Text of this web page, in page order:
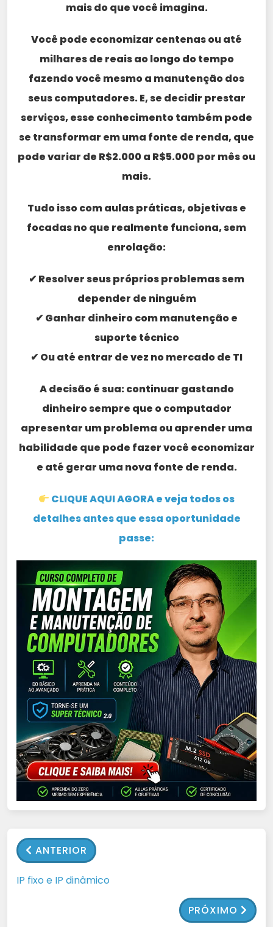
mais do que você imagina.
Você pode economizar centenas ou até
milhares de reais ao longo do tempo
fazendo você mesmo a manutenção dos
seus computadores. E, se decidir prestar
serviços, esse conhecimento também pode
se transformar em uma fonte de renda, que
pode variar de R$2.000 a R$5.000 por mês ou
mais.
Tudo isso com aulas práticas, objetivas e
focadas no que realmente funciona, sem
enrolação:
✔ Resolver seus próprios problemas sem
depender de ninguém
✔ Ganhar dinheiro com manutenção e
suporte técnico
✔ Ou até entrar de vez no mercado de TI
A decisão é sua: continuar gastando
dinheiro sempre que o computador
apresentar um problema ou aprender uma
habilidade que pode fazer você economizar
e até gerar uma nova fonte de renda.
CLIQUE AQUI AGORA e veja todos os
detalhes antes que essa oportunidade
passe:
ANTERIOR
IP fixo e IP dinâmico
PRÓXIMO